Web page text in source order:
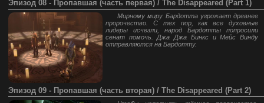
Эпизод 08 - Пропавшая (часть первая) / The Disappeared (Part 1)
Мирному миру Бардотта угрожает древнее
пророчество. С тех пор, как все духовные
лидеры исчезли, народ Бардотты попросили
сенат помочь. Джа Джа Бинкс и Мейс Винду
отправляются на Бардотту.
Эпизод 09 - Пропавшая (часть вторая) / The Disappeared (Part 2)